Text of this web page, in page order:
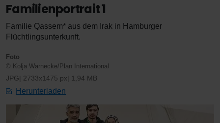
Familienportrait 1
Familie Qassem* aus dem Irak in Hamburger
Flüchtlingsunterkunft.
Foto
© Kolja Warnecke/Plan International
JPG 2733x1475 px 1,94 MB
Herunterladen